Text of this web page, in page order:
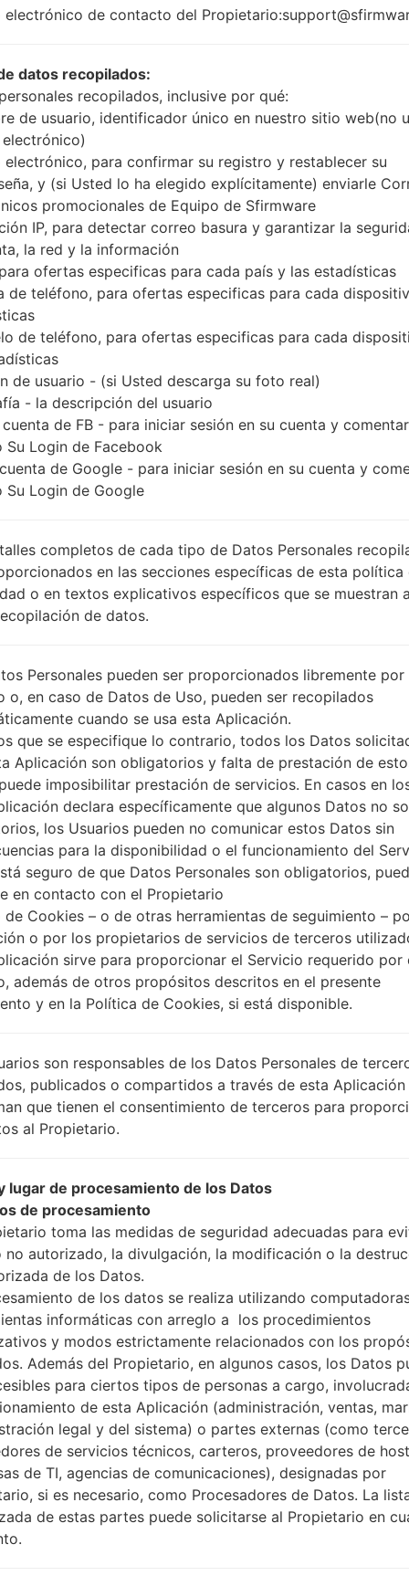
Buy accessories on
Página principal →Serie → Others →SamsungSGH-D828
SGH-
Comparar
Modelo y sus características
SamsungSGH-D828
Others
Abril, 2006
15.2 milímetros (0.60
95 x 51 milímetros (3.74 x 2.01
103 gramosramos (3.35 onzas)
-
Hardware
electrónico de contacto del
datos recopilados:
recopilados, inclusive por qué:
de usuario, identificador único en nuestro sitio web(no
electrónico, para confirmar su registro y restablecer su
y (si Usted lo ha elegido explícitamente) enviarle
promocionales de Equipo de Sfirmware
IP, para detectar correo basura y garantizar la
la red y la información
ofertas especificas para cada país y las estadísticas
de teléfono, para ofertas especificas para cada
de teléfono, para ofertas especificas para cada
de usuario - (si Usted descarga su foto real)
- la descripción del usuario
cuenta de FB - para iniciar sesión en su cuenta y comentar
Su Login de Facebook
de Google - para iniciar sesión en su cuenta y
Su Login de Google
completos de cada tipo de Datos Personales
en las secciones específicas de esta política
o en textos explicativos específicos que se muestran
de datos.
Personales pueden ser proporcionados libremente por
o, en caso de Datos de Uso, pueden ser recopilados
cuando se usa esta Aplicación.
que se especifique lo contrario, todos los Datos
Aplicación son obligatorios y falta de prestación de
imposibilitar prestación de servicios. En casos en
declara específicamente que algunos Datos no
los Usuarios pueden no comunicar estos Datos sin
para la disponibilidad o el funcionamiento del
seguro de que Datos Personales son obligatorios,
en contacto con el Propietario
de Cookies – o de otras herramientas de seguimiento –
o por los propietarios de servicios de terceros
sirve para proporcionar el Servicio requerido por
además de otros propósitos descritos en el presente
y en la Política de Cookies, si está disponible.
son responsables de los Datos Personales de
publicados o compartidos a través de esta Aplicación
que tienen el consentimiento de terceros para
al Propietario.
lugar de procesamiento de los Datos
de procesamiento
toma las medidas de seguridad adecuadas para
no autorizado, la divulgación, la modificación o la
de los Datos.
de los datos se realiza utilizando
informáticas con arreglo a los procedimientos
y modos estrictamente relacionados con los
Además del Propietario, en algunos casos, los Datos
para ciertos tipos de personas a cargo,
de esta Aplicación (administración, ventas,
legal y del sistema) o partes externas (como
de servicios técnicos, carteros, proveedores de
de TI, agencias de comunicaciones), designadas por
si es necesario, como Procesadores de Datos. La
de estas partes puede solicitarse al Propietario en